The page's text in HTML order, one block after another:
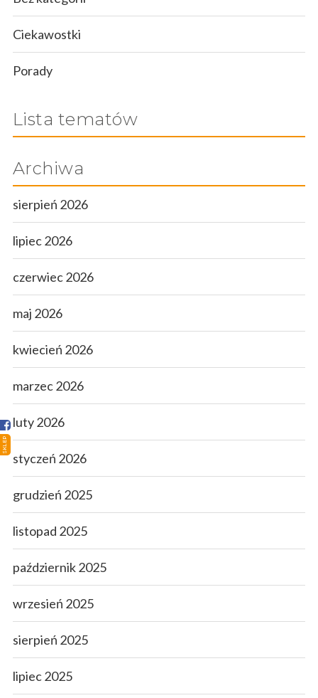
SKLEP
Ciekawostki
Porady
Lista tematów
Archiwa
sierpień 2026
lipiec 2026
czerwiec 2026
maj 2026
kwiecień 2026
marzec 2026
luty 2026
styczeń 2026
grudzień 2025
listopad 2025
październik 2025
wrzesień 2025
sierpień 2025
lipiec 2025
Strona główna
Sklep